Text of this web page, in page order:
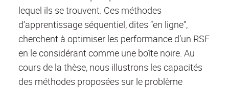
lequel ils se trouvent. Ces méthodes
d’apprentissage séquentiel, dites “en ligne”,
cherchent à optimiser les performance d’un RSF
en le considérant comme une boîte noire. Au
cours de la thèse, nous illustrons les capacités
des méthodes proposées sur le problème